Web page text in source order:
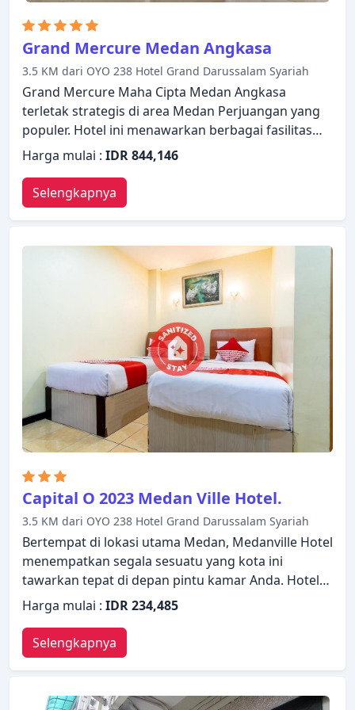
Grand Mercure Medan Angkasa
3.5 KM dari OYO 238 Hotel Grand Darussalam Syariah
Grand Mercure Maha Cipta Medan Angkasa
terletak strategis di area Medan Perjuangan yang
populer. Hotel ini menawarkan berbagai fasilitas
untuk memastikan Anda mendapatkan
pengalaman yang luar biasa. Fasilitas-fasilitas
seperti layanan kamar 24 jam, WiFi gratis di semua
kamar, satpam 24 jam, layanan kebersihan harian,
layanan taksi tersedia untuk Anda nikmati.
Dirancang untuk memberikan kenyamanan,
beberapa kamar memiliki televisi layar datar,
telepon di kamar mandi, lantai karpet, kopi instan
gratis, teh gratis untuk memastikan kenyamanan
istirahat malam Anda. Untuk meningkatkan
kualitas pengalaman menginap para tamu, hotel ini
menawarkan fasilitas rekreasi seperti hot tub,
pusat kebugaran, sauna, kolam renang luar
ruangan, spa. Suasana yang ramah dan pelayanan
yang istimewa bisa Anda harapkan selama
menginap di Grand Mercure Maha Cipta Medan
Angkasa.
Harga mulai : IDR 844,146
Selengkapnya
Capital O 2023 Medan Ville Hotel.
3.5 KM dari OYO 238 Hotel Grand Darussalam Syariah
Bertempat di lokasi utama Medan, Medanville Hotel
menempatkan segala sesuatu yang kota ini
tawarkan tepat di depan pintu kamar Anda. Hotel
ini memiliki segala yang dibutuhkan untuk
menginap dengan nyaman. Semua fasilitas yang
diperlukan, termasuk WiFi gratis di semua kamar,
layanan kamar 24 jam, Wi-fi di tempat umum,
tempat parkir mobil, layanan kamar telah tersedia.
Televisi layar datar, kamar bebas asap rokok, AC,
Harga mulai : IDR 234,485
Selengkapnya